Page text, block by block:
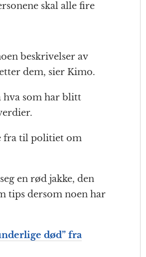
skal alle fire
beskrivelser av
dem, sier Kimo.
hva som har blitt
fra til politiet om
en rød jakke, den
tips dersom noen har
død” fra